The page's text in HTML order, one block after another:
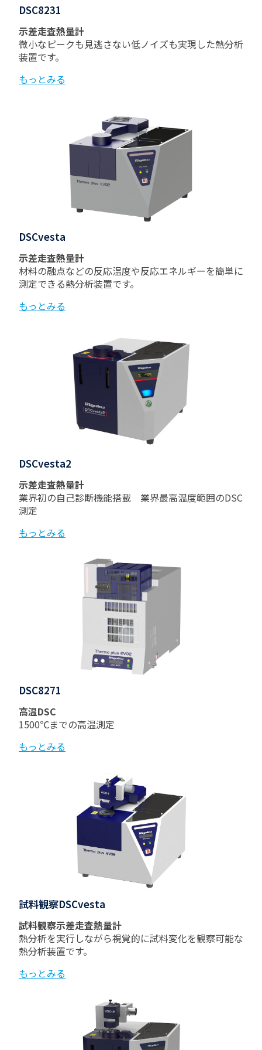
DSC8231
示差走査熱量計
微小なピークも見逃さない低ノイズも実現した熱分析
装置です。
もっとみる
DSCvesta
示差走査熱量計
材料の融点などの反応温度や反応エネルギーを簡単に
測定できる熱分析装置です。
もっとみる
DSCvesta2
示差走査熱量計
業界初の自己診断機能搭載 業界最高温度範囲のDSC
測定
もっとみる
DSC8271
高温DSC
1500℃までの高温測定
もっとみる
試料観察DSCvesta
試料観察示差走査熱量計
熱分析を実行しながら視覚的に試料変化を観察可能な
熱分析装置です。
もっとみる